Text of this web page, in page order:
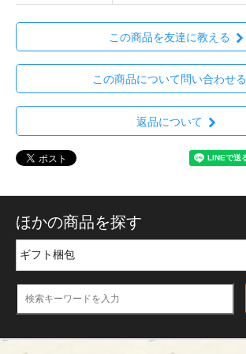
この商品を友達に教える
この商品について問い合わせる
返品について
ほかの商品を探す